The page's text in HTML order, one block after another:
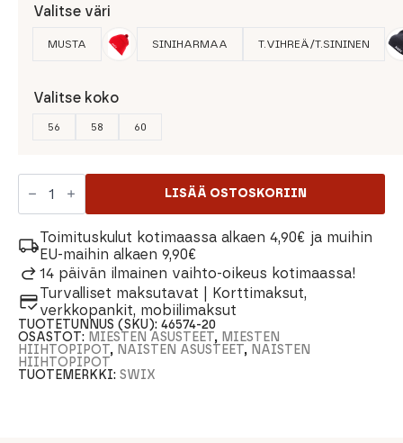
Valitse väri
MUSTA SINIHARMAA T.VIHREÄ/T.SININEN
Valitse koko
56 58 60
Swix
Tradition
Hat
LISÄÄ OSTOSKORIIN
Toimituskulut kotimaassa alkaen 4,90€ ja muihin
EU-maihin alkaen 9,90€
14 päivän ilmainen vaihto-oikeus kotimaassa!
Turvalliset maksutavat | Korttimaksut,
verkkopankit, mobiilimaksut
TUOTETUNNUS (SKU):46574-20
OSASTOT: MIESTEN ASUSTEET, MIESTEN
HIIHTOPIPOT, NAISTEN ASUSTEET, NAISTEN
HIIHTOPIPOT
TUOTEMERKKI:SWIX